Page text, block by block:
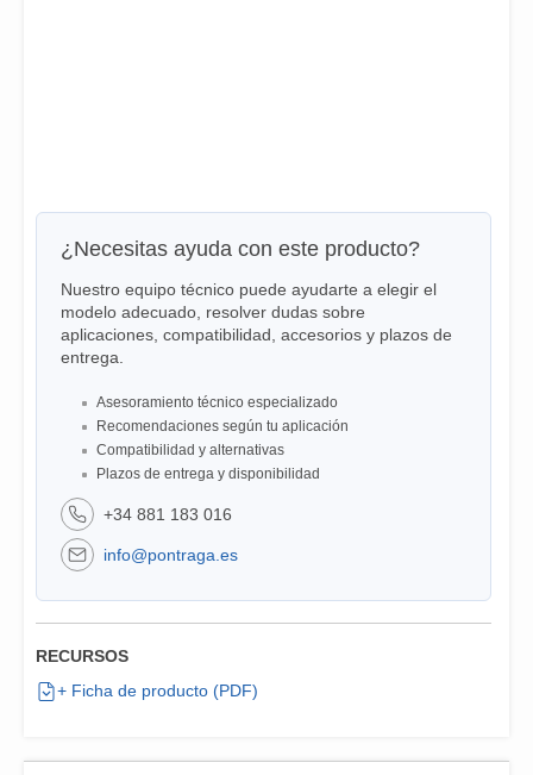
¿Necesitas ayuda con este producto?
Nuestro equipo técnico puede ayudarte a elegir el
modelo adecuado, resolver dudas sobre
aplicaciones, compatibilidad, accesorios y plazos de
entrega.
Asesoramiento técnico especializado
Recomendaciones según tu aplicación
Compatibilidad y alternativas
Plazos de entrega y disponibilidad
+34 881 183 016
info@pontraga.es
RECURSOS
+ Ficha de producto (PDF)